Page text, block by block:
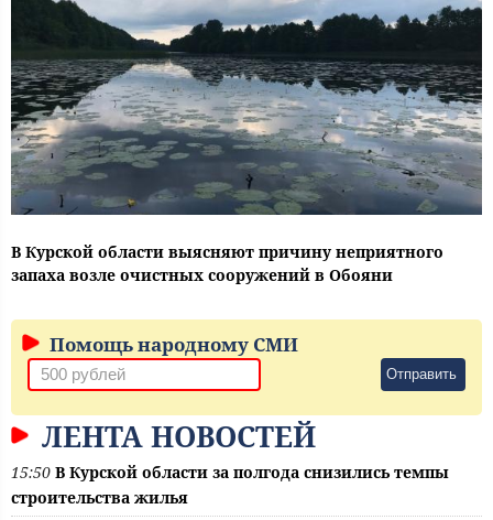
В Курской области выясняют причину неприятного
запаха возле очистных сооружений в Обояни
Помощь народному СМИ
Отправить
ЛЕНТА НОВОСТЕЙ
15:50 В Курской области за полгода снизились темпы
строительства жилья